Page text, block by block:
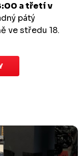
a třetí v
pátý
ve středu 18.
ve 14:15,
termínu, o